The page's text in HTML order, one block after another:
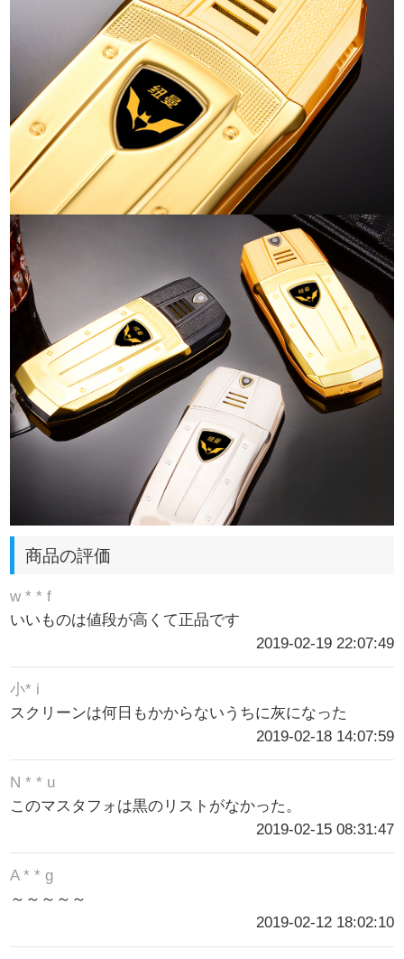
商品の評価
w * * f
いいものは値段が高くて正品です
2019-02-19 22:07:49
小* i
スクリーンは何日もかからないうちに灰になった
2019-02-18 14:07:59
N * * u
このマスタフォは黒のリストがなかった。
2019-02-15 08:31:47
A * * g
～～～～～
2019-02-12 18:02:10